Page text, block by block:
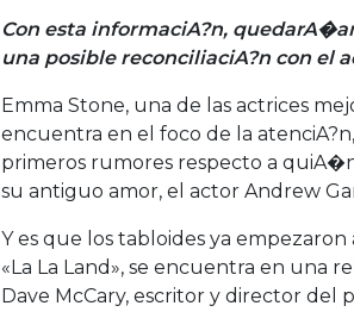
Con esta informaciA?n,
una posible reconciliaciA?n con el
Emma Stone, una de las actrices
encuentra en el foco de la
primeros rumores respecto a
su antiguo amor, el actor Andrew
Y es que los tabloides ya
«La La Land», se encuentra en una
Dave McCary, escritor y director